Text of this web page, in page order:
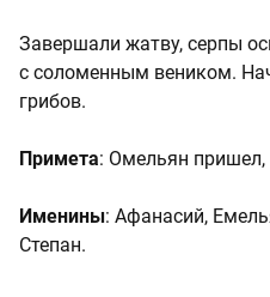
Завершали жатву, серпы
с соломенным веником.
грибов.
Примета: Омельян пришел,
Именины: Афанасий,
Степан.